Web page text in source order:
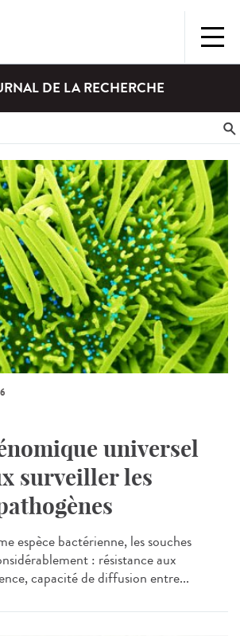
DE LA RECHERCHE
universel
surveiller les
espèce bactérienne, les souches
: résistance aux
capacité de diffusion entre...